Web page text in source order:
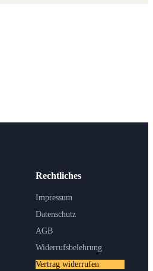
Rechtliches
Impressum
Datenschutz
AGB
Widerrufsbelehrung
Vertrag widerrufen